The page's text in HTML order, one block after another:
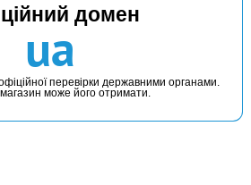
КУПИТИ
FEEDER FF-22 №9
домен
ua
перевірки державними органами.
може його отримати.